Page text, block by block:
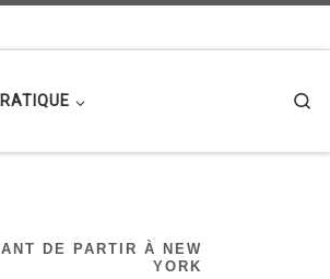
DE PARTIR À NEW
YORK